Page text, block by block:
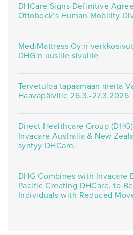
DHCare Signs Definitive
Ottobock’s Human Mobility
MediMattress Oy:n
DHG:n uusille sivuille
Tervetuloa tapaamaan meitä
Haavapäiville 26.3.-27.3.2026
Direct Healthcare Group
Invacare Australia & New
syntyy DHCare.
DHG Combines with Invacare
Pacific Creating DHCare, to
Individuals with Reduced